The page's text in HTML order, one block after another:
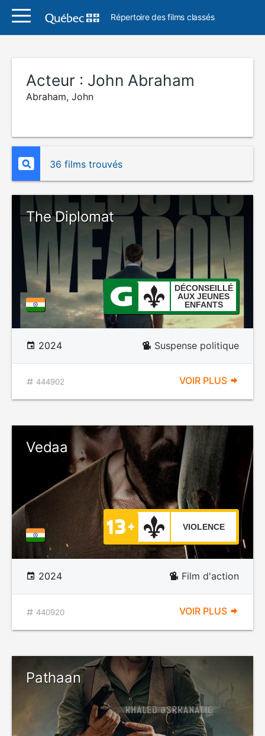
Répertoire des films classés
Acteur : John Abraham
Abraham, John
36 films trouvés
The Diplomat
DÉCONSEILLÉ
AUX JEUNES
ENFANTS
2024 Suspense politique
444902 VOIR PLUS
Vedaa
VIOLENCE
2024 Film d'action
440920 VOIR PLUS
Pathaan